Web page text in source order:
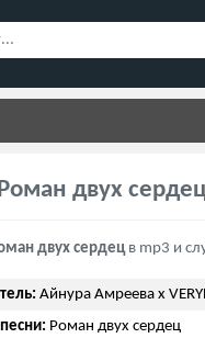
двух
двух сердецв mp3 и
Айнура Амреева х
Роман двух сердец